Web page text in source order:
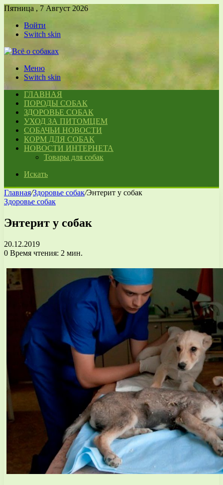
Пятница , 7 Август 2026
Войти
Switch skin
Меню
Switch skin
ГЛАВНАЯ
ПОРОДЫ СОБАК
ЗДОРОВЬЕ СОБАК
УХОД ЗА ПИТОМЦЕМ
СОБАЧЬИ НОВОСТИ
КОРМ ДЛЯ СОБАК
НОВОСТИ ИНТЕРНЕТА
Товары для собак
Искать
Главная/Здоровье собак/Энтерит у собак
Здоровье собак
Энтерит у собак
20.12.2019
0 Время чтения: 2 мин.